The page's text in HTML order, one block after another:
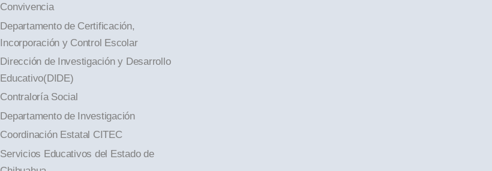
Convivencia
Departamento de Certificación,
Incorporación y Control Escolar
Dirección de Investigación y Desarrollo
Educativo(DIDE)
Contraloría Social
Departamento de Investigación
Coordinación Estatal CITEC
Servicios Educativos del Estado de